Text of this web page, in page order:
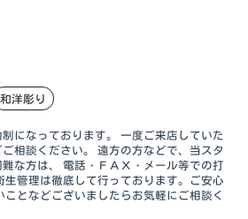
和洋彫り
になっております。 一度ご来店していた
相談ください。 遠方の方などで、当スタ
な方は、 電話・ＦＡＸ・メール等での打
生管理は徹底して行っております。ご安心
となどございましたらお気軽にご相談く